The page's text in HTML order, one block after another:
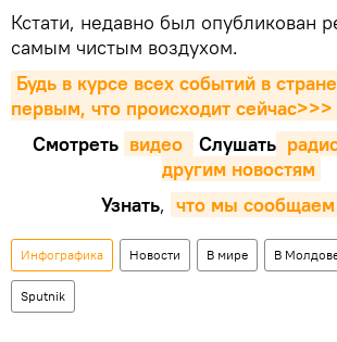
Кстати, недавно был опубликован
самым чистым воздухом.
Будь в курсе всех событий в
первым, что происходит сейчаc>>>
Смотреть видео Cлушать
другим новостям
Узнать, что мы сообщаем
Инфографика Новости В мире В
Sputnik